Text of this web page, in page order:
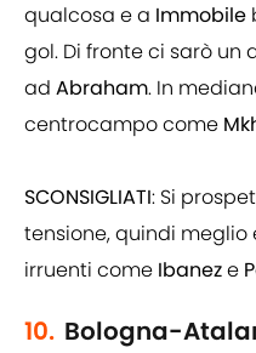
qualcosa e a Immobile
gol. Di fronte ci sarò
ad Abraham. In
centrocampo come
SCONSIGLIATI: Si
tensione, quindi
irruenti come Ibaneze
10. Bologna-